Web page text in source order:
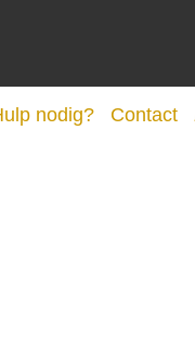
nodig? Contact